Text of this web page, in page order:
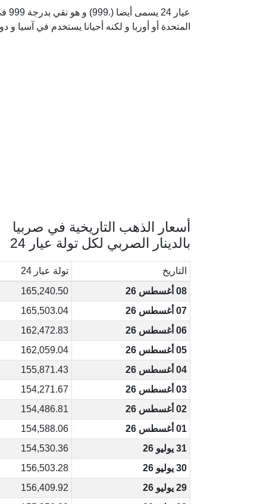
المتحدة أو أوربا و لكنه أحيانا يستخدم في آسيا و
أسعار الذهب التاريخية في صربيا
بالدينار الصربي لكل تولة عيار 24
التاريخ
تولة عيار 24
08 أغسطس 26
165,240.50
07 أغسطس 26
165,503.04
06 أغسطس 26
162,472.83
05 أغسطس 26
162,059.04
04 أغسطس 26
155,871.43
03 أغسطس 26
154,271.67
02 أغسطس 26
154,486.81
01 أغسطس 26
154,588.06
31 يوليو 26
154,530.36
30 يوليو 26
156,503.28
29 يوليو 26
156,409.92